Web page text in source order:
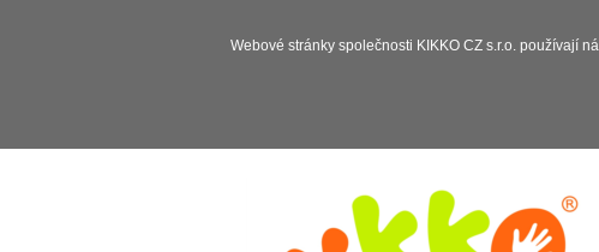
Webové stránky společnosti KIKKO CZ s.r.o. používají